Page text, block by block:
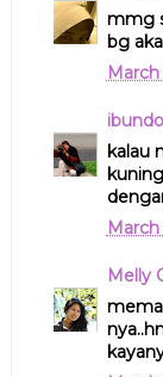
mmg
bg
March
ibundo
kalau
March
Melly